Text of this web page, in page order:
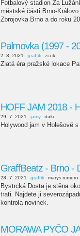
Fotbalový stadion Za
městské části Brno-
Zbrojovka Brno a do roku
Palmovka (1997 -
2. 8. 2021 graffiti zcok
Zlatá éra pražské lokace
HOFF JAM 2018 -
29. 7. 2021 jamy duke
Holywood jam v Holešově
GraffBeatz - Brno -
28. 7. 2021 graffiti marys.romero
Bystrcká Dosta je stěna
trati. Najdete ji
kontrola novinek.
MORAWA PYČO